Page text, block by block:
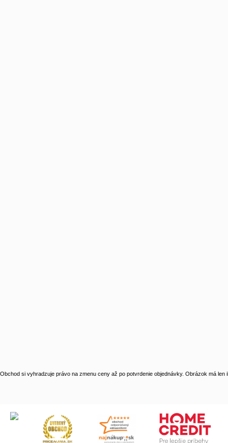
Obchod si vyhradzuje právo na zmenu ceny až po potvrdenie objednávky. Obrázok má len